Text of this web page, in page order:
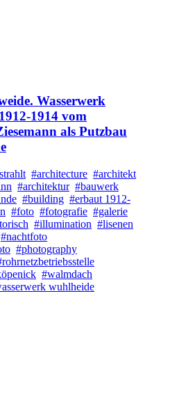
Wasserwerk
1914 vom
als Putzbau
#architecture #architekt
#architektur #bauwerk
#building #erbaut 1912-
#foto #fotografie #galerie
#illumination #lisenen
#nachtfoto
#photography
#walmdach
wuhlheide